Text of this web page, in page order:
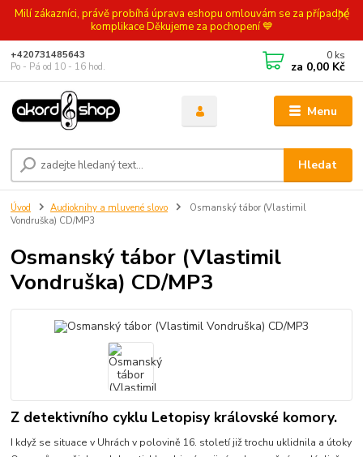
Milí zákazníci, právě probíhá úprava eshopu omlouvám se za případné
komplikace Děkujeme za pochopení 💙
Menu
Hledat
+420731485643
Po - Pá od 10 - 16 hod.
0 ks
za 0,00 Kč
Úvod Audioknihy a mluvené slovo
Osmanský tábor (Vlastimil
Vondruška) CD/MP3
Osmanský tábor (Vlastimil
Vondruška) CD/MP3
Z detektivního cyklu Letopisy královské komory.
I když se situace v Uhrách v polovině 16. století již trochu uklidnila a útoky